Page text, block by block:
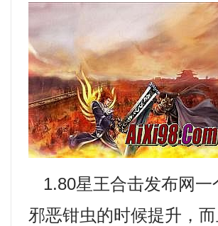
1.80星王合击发布网一
邪恶钳虫的时候提升，